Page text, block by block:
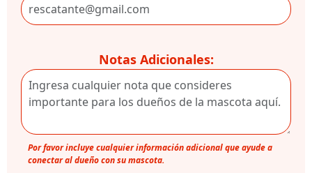
Notas Adicionales:
Por favor incluye cualquier información adicional que ayude a
conectar al dueño con su mascota.